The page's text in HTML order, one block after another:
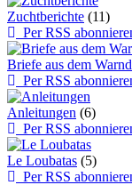
Zuchtberichte (11)
Per RSS
Briefe aus dem
Per RSS
Anleitungen (6)
Per RSS
Le Loubatas (5)
Per RSS